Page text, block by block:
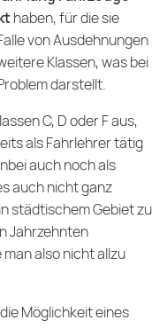
haben, für die sie
von Ausdehnungen
Klassen, was bei
darstellt.
C, D oder F aus,
als Fahrlehrer tätig
auch noch als
auch nicht ganz
städtischem Gebiet zu
Jahrzehnten
also nicht allzu
Möglichkeit eines